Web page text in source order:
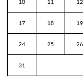
10 11 12
17 18 19
24 25 26
31